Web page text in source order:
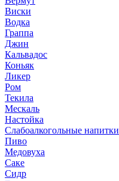
Виски
Водка
Граппа
Джин
Кальвадос
Коньяк
Ликер
Ром
Текила
Мескаль
Настойка
Слабоалкогольные напитки
Пиво
Медовуха
Саке
Сидр